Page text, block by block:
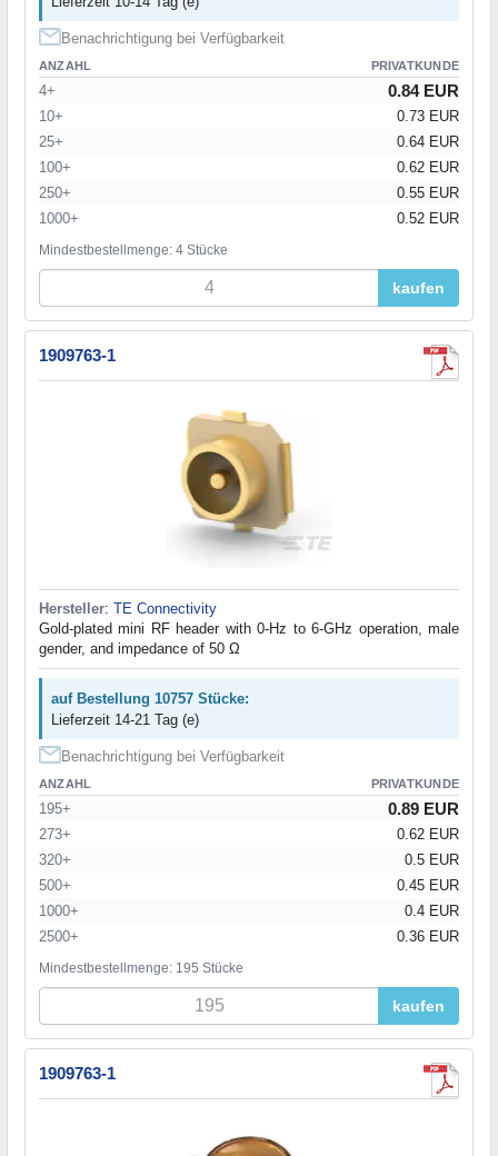
Benachrichtigung bei Verfügbarkeit
ANZAHL PRIVATKUNDE
4+ 0.84 EUR
10+
0.73 EUR
25+
0.64 EUR
100+
0.62 EUR
250+
0.55 EUR
1000+
0.52 EUR
Mindestbestellmenge: 4 Stücke
kaufen
1909763-1
Hersteller: TE Connectivity
Gold-plated mini RF header with 0-Hz to 6-GHz operation, male
gender, and impedance of 50 Ω
auf Bestellung 10757 Stücke:
Lieferzeit 14-21 Tag (e)
Benachrichtigung bei Verfügbarkeit
ANZAHL PRIVATKUNDE
195+ 0.89 EUR
273+
0.62 EUR
320+
0.5 EUR
500+
0.45 EUR
1000+
0.4 EUR
2500+
0.36 EUR
Mindestbestellmenge: 195 Stücke
kaufen
1909763-1